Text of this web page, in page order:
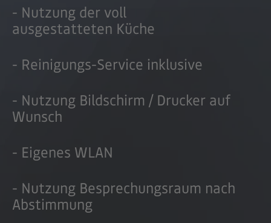
- Nutzung der voll
ausgestatteten Küche
- Reinigungs-Service inklusive
- Nutzung Bildschirm / Drucker auf
Wunsch
- Eigenes WLAN
- Nutzung Besprechungsraum nach
Abstimmung